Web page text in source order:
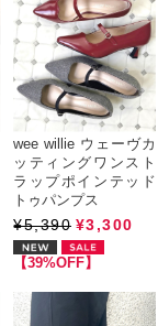
wee willie ウェーヴカ
ッティングワンスト
ラップポインテッド
トゥパンプス
¥5,390 ¥3,300
【39%OFF】